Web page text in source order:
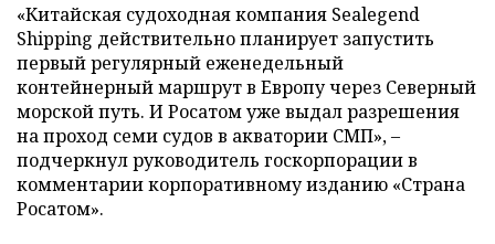
«Китайская судоходная компания Sealegend
Shipping действительно планирует запустить
первый регулярный еженедельный
контейнерный маршрут в Европу через Северный
морской путь. И Росатом уже выдал разрешения
на проход семи судов в акватории СМП», –
подчеркнул руководитель госкорпорации в
комментарии корпоративному изданию «Страна
Росатом».